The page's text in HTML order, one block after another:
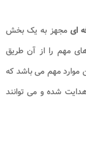
ای مجهز به یک بخش
مهم را از آن طریق
موارد مهم می باشد که
هدایت شده و می توانند